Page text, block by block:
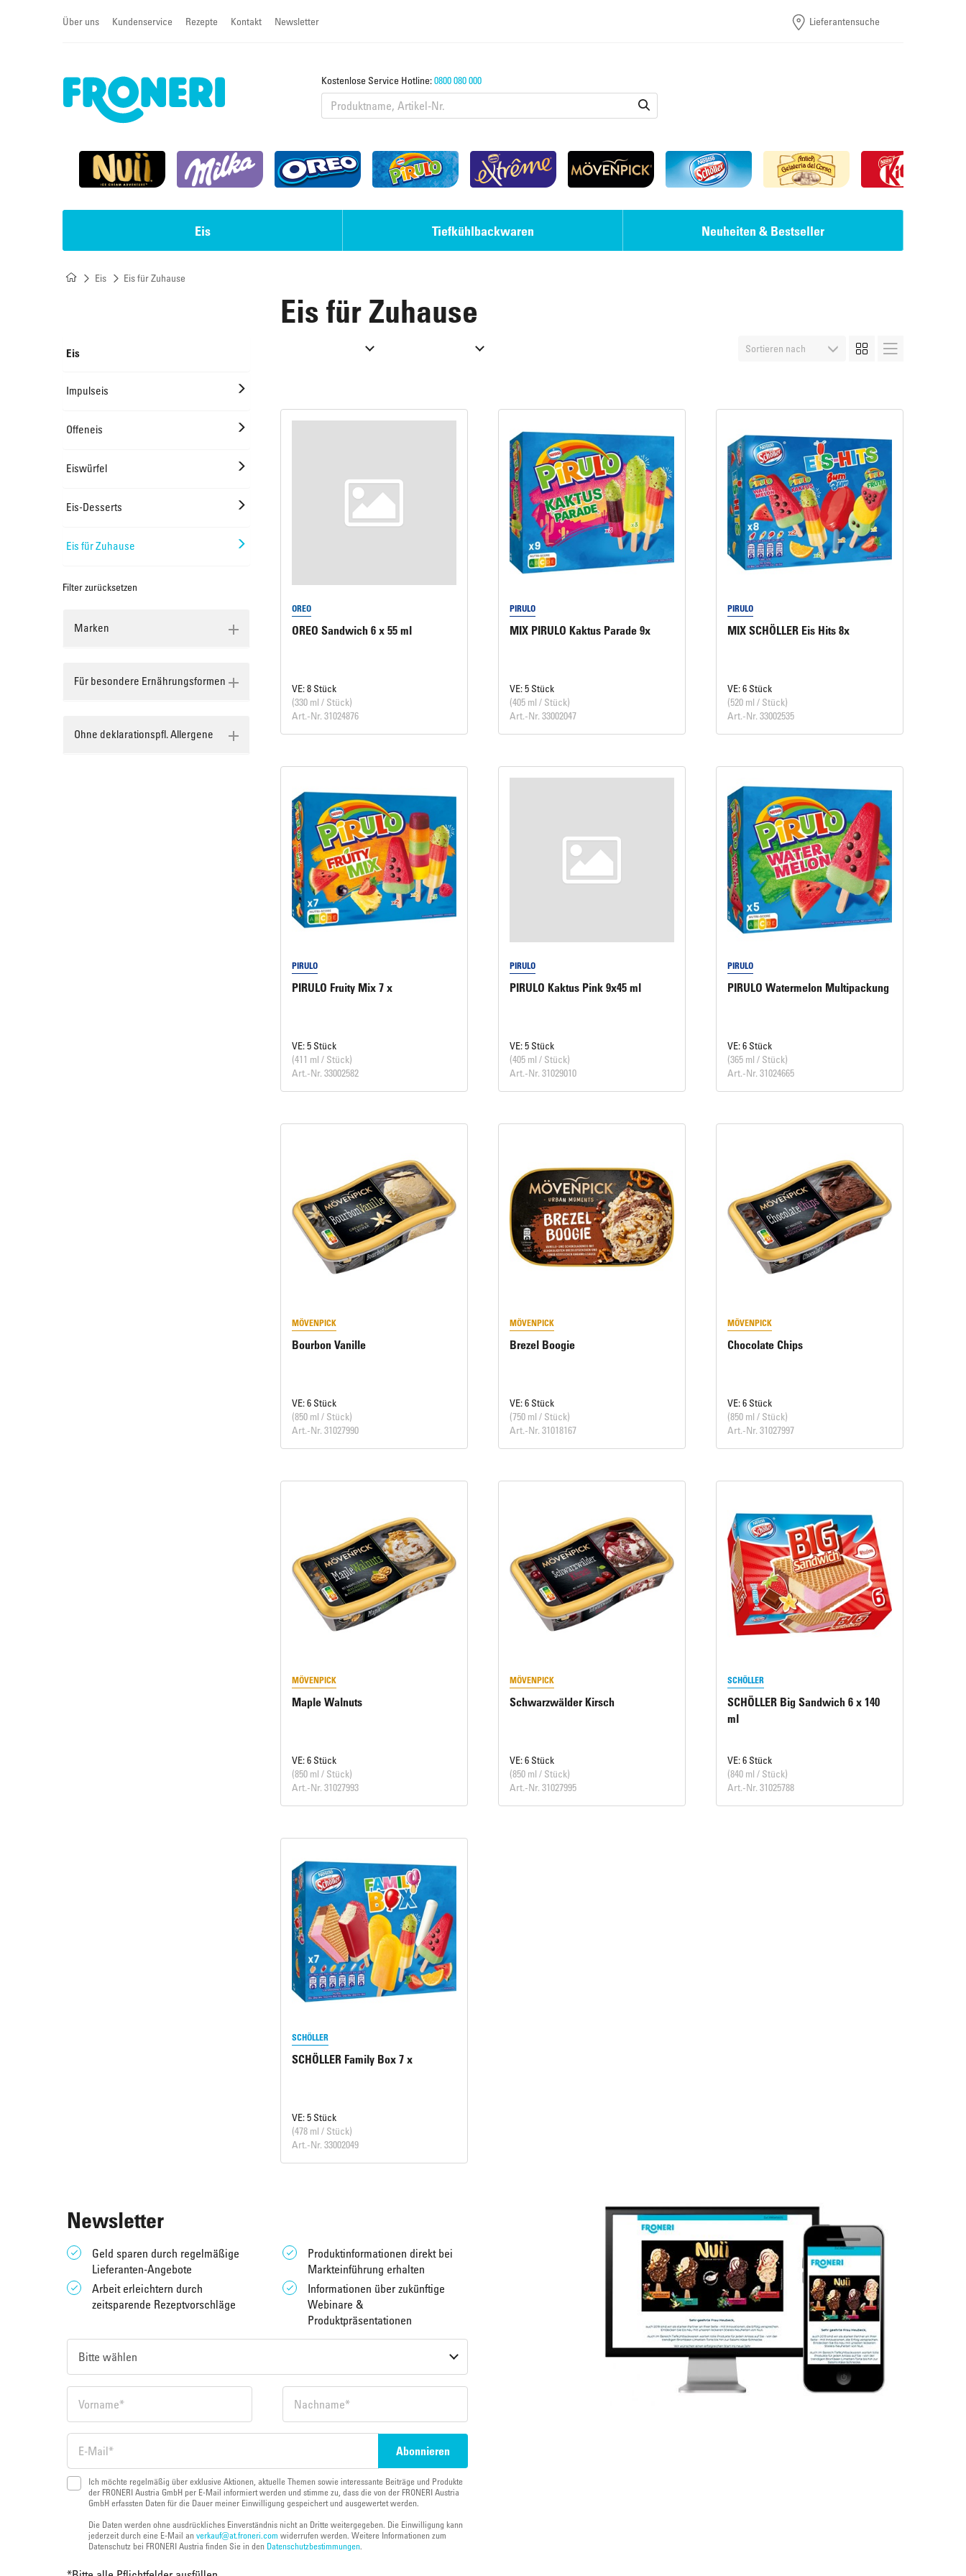
Über uns Kundenservice Rezepte Kontakt Newsletter Lieferantensuche
Kostenlose Service Hotline:0800 080 000
Eis
Maple Walnuts
Super lecker!
Tiefkühlbackwaren
Süßes Kleingebäck Brot, Körberl & Baguettes
Plunder, Croissants & Kipferl Pizzen & Pikante Snacks
ERLENBACHER Cream-Cheesecake "New
York Style"
Neuheiten & Bestseller
Eis Eis für Zuhause
Eis für Zuhause
Eis
Impulseis
Offeneis
Eiswürfel
Eis-Desserts
Eis für Zuhause
Filter zurücksetzen
Marken
Für besondere Ernährungsformen
Ohne deklarationspfl. Allergene
OREO
OREO Sandwich 6 x 55 ml
VE: 8 Stück
(330 ml / Stück)
Art.-Nr. 31024876
PIRULO
MIX PIRULO Kaktus Parade 9x
VE: 5 Stück
(405 ml / Stück)
Art.-Nr. 33002047
PIRULO
MIX SCHÖLLER Eis Hits 8x
VE: 6 Stück
(520 ml / Stück)
Art.-Nr. 33002535
PIRULO
PIRULO Fruity Mix 7 x
VE: 5 Stück
(411 ml / Stück)
Art.-Nr. 33002582
PIRULO
PIRULO Kaktus Pink 9x45 ml
VE: 5 Stück
(405 ml / Stück)
Art.-Nr. 31029010
PIRULO
PIRULO Watermelon Multipackung
VE: 6 Stück
(365 ml / Stück)
Art.-Nr. 31024665
MÖVENPICK
Bourbon Vanille
VE: 6 Stück
(850 ml / Stück)
Art.-Nr. 31027990
MÖVENPICK
Brezel Boogie
VE: 6 Stück
(750 ml / Stück)
Art.-Nr. 31018167
MÖVENPICK
Chocolate Chips
VE: 6 Stück
(850 ml / Stück)
Art.-Nr. 31027997
MÖVENPICK
Maple Walnuts
VE: 6 Stück
(850 ml / Stück)
Art.-Nr. 31027993
MÖVENPICK
Schwarzwälder Kirsch
VE: 6 Stück
(850 ml / Stück)
Art.-Nr. 31027995
SCHÖLLER
SCHÖLLER Big Sandwich 6 x 140
ml
VE: 6 Stück
(840 ml / Stück)
Art.-Nr. 31025788
SCHÖLLER
SCHÖLLER Family Box 7 x
VE: 5 Stück
(478 ml / Stück)
Art.-Nr. 33002049
Newsletter
Geld sparen durch regelmäßige
Lieferanten-Angebote
Produktinformationen direkt bei
Markteinführung erhalten
Arbeit erleichtern durch
zeitsparende Rezeptvorschläge
Informationen über zukünftige
Webinare &
Produktpräsentationen
Ich möchte regelmäßig über exklusive Aktionen, aktuelle Themen sowie interessante Beiträge und Produkte
der FRONERI Austria GmbH per E-Mail informiert werden und stimme zu, dass die von der FRONERI Austria
GmbH erfassten Daten für die Dauer meiner Einwilligung gespeichert und ausgewertet werden.
Die Daten werden ohne ausdrückliches Einverständnis nicht an Dritte weitergegeben. Die Einwilligung kann
jederzeit durch eine E-Mail an verkauf@at.froneri.com widerrufen werden. Weitere Informationen zum
Datenschutz bei FRONERI Austria finden Sie in den Datenschutzbestimmungen.